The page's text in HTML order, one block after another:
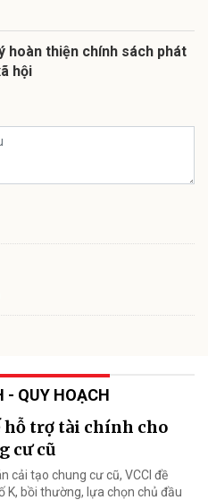
hoàn thiện chính sách phát
hội
- QUY HOẠCH
hỗ trợ tài chính cho
cư cũ
cải tạo chung cư cũ, VCCI đề
K, bồi thường, lựa chọn chủ đầu